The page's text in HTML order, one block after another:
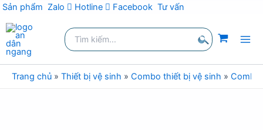
Sản phẩm Zalo Hotline Facebook Tư vấn
Nhảy
tới
nội
dung
Tìm
kiếm:
kiếm
Trang chủ » Thiết bị vệ sinh » Combo thiết bị vệ sinh » Combo